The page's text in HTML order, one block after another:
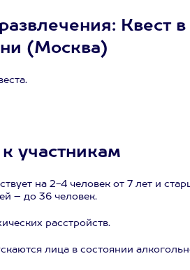
Квест
(Москва)
участникам
на 2-4 человек от 7 лет и
– до 36 человек.
расстройств.
лица в состоянии